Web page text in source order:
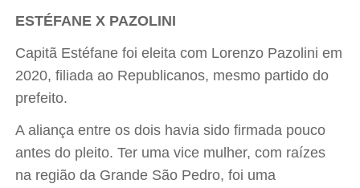
ESTÉFANE X PAZOLINI
Capitã Estéfane foi eleita com Lorenzo Pazolini em
2020, filiada ao Republicanos, mesmo partido do
prefeito.
A aliança entre os dois havia sido firmada pouco
antes do pleito. Ter uma vice mulher, com raízes
na região da Grande São Pedro, foi uma